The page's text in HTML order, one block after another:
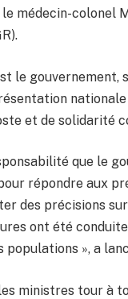
médecin-colonel
le gouvernement,
et de solidarité
que le
répondre aux
des précisions
ont été
», a
ministres tour à